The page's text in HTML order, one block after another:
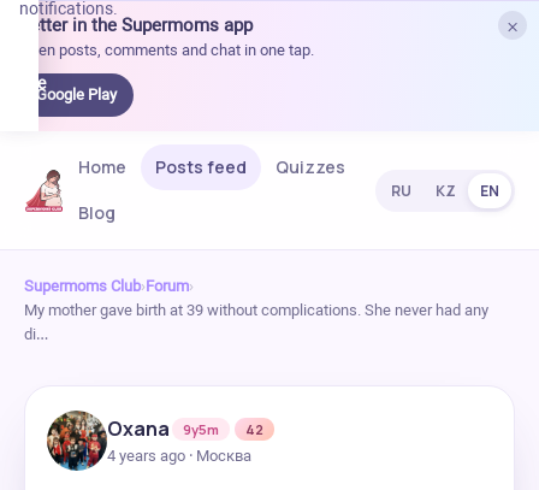
×
Better in the Supermoms app
Open posts, comments and chat in one tap.
Google Play
notifications.
Home Posts feed
Quizzes
Blog
RU KZ EN
Supermoms Club›Forum›
My mother gave birth at 39 without complications. She never had any
di…
Oxana 9y5m
42
4 years ago · Москва